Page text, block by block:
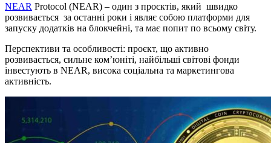
NEAR Protocol (NEAR) – один з проєктів, який швидко
розвивається за останні роки і являє собою платформи для
запуску додатків на блокчейні, та має попит по всьому світу.
Перспективи та особливості: проєкт, що активно
розвивається, сильне ком’юніті, найбільші світові фонди
інвестують в NEAR, висока соціальна та маркетингова
активність.